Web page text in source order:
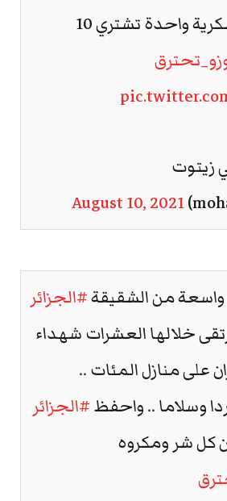
بثمن طائرة عسكرية واحدة تشتري 10
زيتوت
August 10, 2021
من الشقيقة#الجزائر
خلالها العشرات شهداء
على منازل المئات ..
وسلاما .. واحفظ#الجزائر
كل شر ومكروه